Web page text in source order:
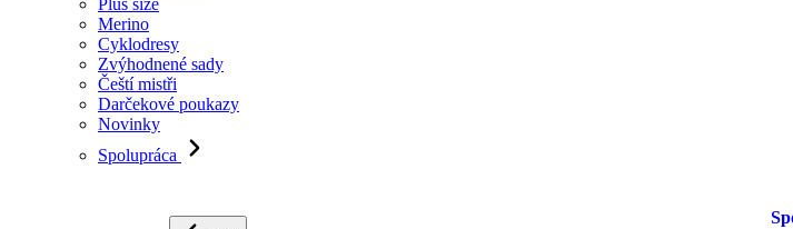
Merino
Cyklodresy
Zvýhodnené sady
Čeští mistři
Darčekové poukazy
Novinky
Spolupráca